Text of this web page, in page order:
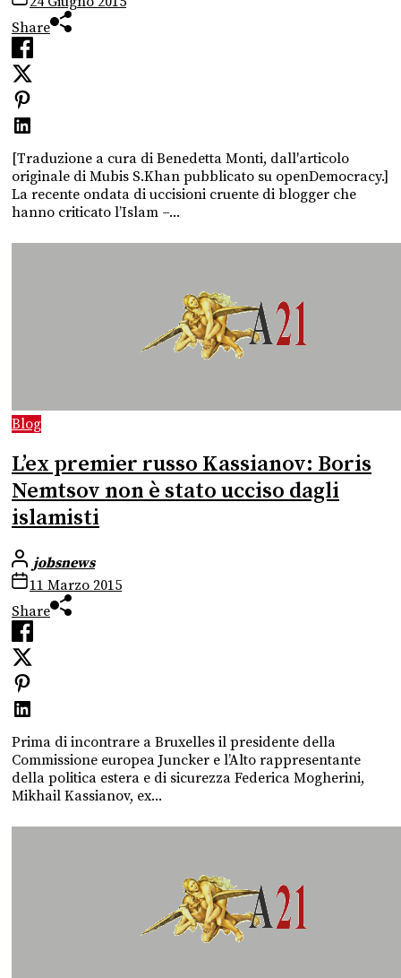
Share
[Traduzione a cura di Benedetta Monti, dall'articolo
originale di Mubis S.Khan pubblicato su openDemocracy.]
La recente ondata di uccisioni cruente di blogger che
hanno criticato l’Islam –...
Blog
L’ex premier russo Kassianov: Boris
Nemtsov non è stato ucciso dagli
islamisti
jobsnews
11 Marzo 2015
Share
Prima di incontrare a Bruxelles il presidente della
Commissione europea Juncker e l’Alto rappresentante
della politica estera e di sicurezza Federica Mogherini,
Mikhail Kassianov, ex...